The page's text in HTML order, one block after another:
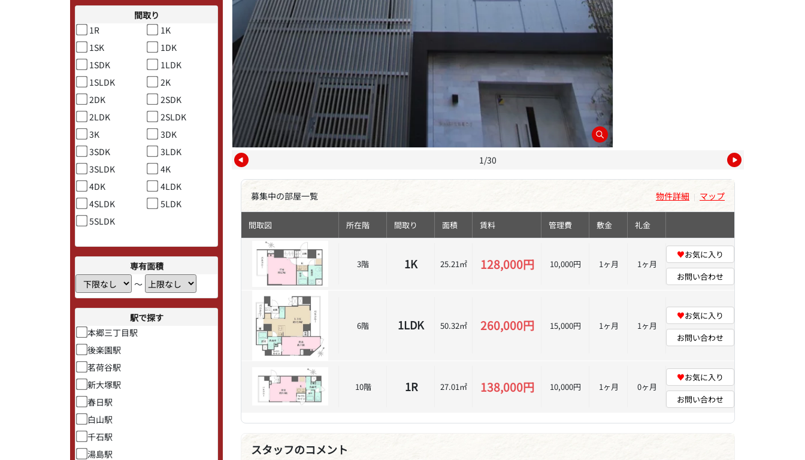
間取り
1R
1K
1SK
1DK
1SDK
1LDK
1SLDK
2K
2DK
2SDK
2LDK
2SLDK
3K
3DK
3SDK
3LDK
3SLDK
4K
4DK
4LDK
4SLDK
5LDK
5SLDK
専有面積
〜
駅で探す
本郷三丁目駅
後楽園駅
茗荷谷駅
新大塚駅
春日駅
白山駅
千石駅
湯島駅
1/30
募集中の部屋一覧 物件詳細 | マップ
間取図 所在階 間取り 面積 賃料 管理費 敷金 礼金
3階 1K 25.21㎡ 128,000円 10,000円 1ヶ月 1ヶ月
♥お気に入り
お問い合わせ
6階 1LDK 50.32㎡ 260,000円 15,000円 1ヶ月 1ヶ月
♥お気に入り
お問い合わせ
10階 1R 27.01㎡ 138,000円 10,000円 1ヶ月 0ヶ月
♥お気に入り
お問い合わせ
スタッフのコメント